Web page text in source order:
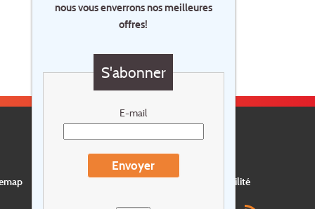
nous vous enverrons nos meilleures
offres!
S'abonner
E-mail
Envoyer
Postes vacants privacy Assurance Durabilité